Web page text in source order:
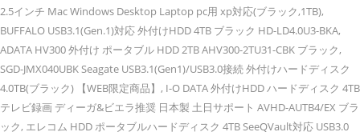
2.5インチ Mac Windows Desktop Laptop pc用 xp対応(ブラック,1TB),
BUFFALO USB3.1(Gen.1)対応 外付けHDD 4TB ブラック HD-LD4.0U3-BKA,
ADATA HV300 外付け ポータブル HDD 2TB AHV300-2TU31-CBK ブラック,
SGD-JMX040UBK Seagate USB3.1(Gen1)/USB3.0接続 外付けハードディスク
4.0TB(ブラック) 【WEB限定商品】, I-O DATA 外付けHDD ハードディスク 4TB
テレビ録画 ディーガ&ビエラ推奨 日本製 土日サポート AVHD-AUTB4/EX ブラ
ック, エレコム HDD ポータブルハードディスク 4TB SeeQVault対応 USB3.0